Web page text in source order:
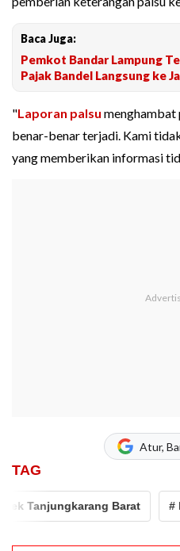
Baca Juga:
Pemkot Bandar Lampung
Pajak Bandel Langsung ke
"Laporan palsu menghambat
benar-benar terjadi. Kami
yang memberikan informasi
Atur,
TAG
Tanjungkarang Barat #